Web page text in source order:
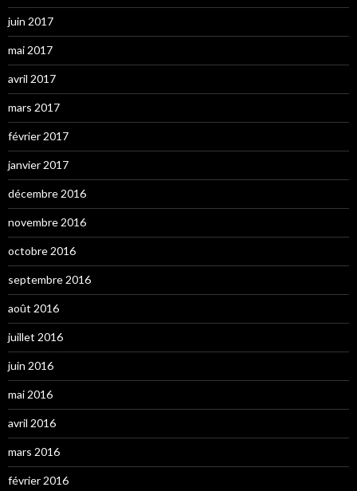
juin 2017
mai 2017
avril 2017
mars 2017
février 2017
janvier 2017
décembre 2016
novembre 2016
octobre 2016
septembre 2016
août 2016
juillet 2016
juin 2016
mai 2016
avril 2016
mars 2016
février 2016